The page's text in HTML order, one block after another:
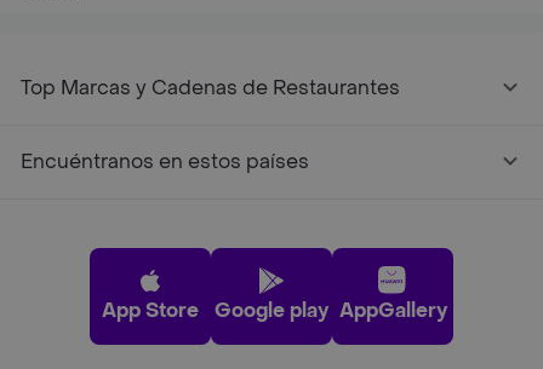
Top Marcas y Cadenas de Restaurantes
Encuéntranos en estos países
App Store Google play AppGallery